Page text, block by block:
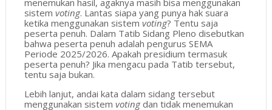
menemukan hasil, agaknya masih bisa menggunakan
sistem voting. Lantas siapa yang punya hak suara
ketika menggunakan sistem voting? Tentu saja
peserta penuh. Dalam Tatib Sidang Pleno disebutkan
bahwa peserta penuh adalah pengurus SEMA
Periode 2025/2026. Apakah presidium termasuk
peserta penuh? Jika mengacu pada Tatib tersebut,
tentu saja bukan.
Lebih lanjut, andai kata dalam sidang tersebut
menggunakan sistem votingdan tidak menemukan